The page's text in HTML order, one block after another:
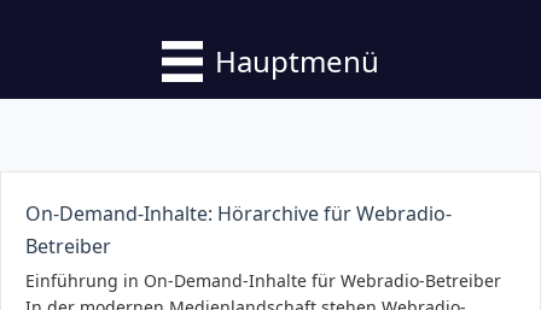
Hauptmenü
On-Demand-Inhalte: Hörarchive für Webradio-
Betreiber
Einführung in On-Demand-Inhalte für Webradio-Betreiber